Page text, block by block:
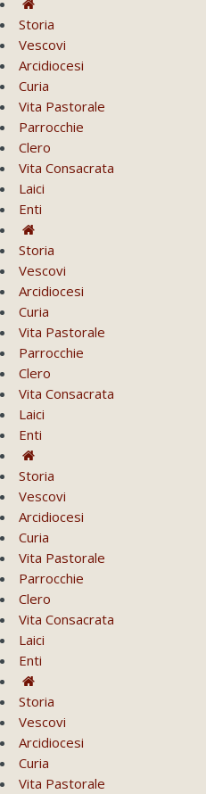
Storia
Vescovi
Arcidiocesi
Curia
Vita Pastorale
Parrocchie
Clero
Vita Consacrata
Laici
Enti
Storia
Vescovi
Arcidiocesi
Curia
Vita Pastorale
Parrocchie
Clero
Vita Consacrata
Laici
Enti
Storia
Vescovi
Arcidiocesi
Curia
Vita Pastorale
Parrocchie
Clero
Vita Consacrata
Laici
Enti
Storia
Vescovi
Arcidiocesi
Curia
Vita Pastorale